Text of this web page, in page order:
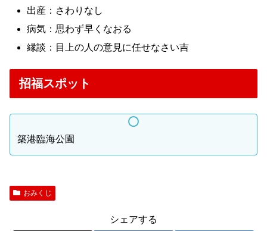
出産：さわりなし
病気：思わず早くなおる
縁談：目上の人の意見に任せなさい吉
招福スポット
築港臨海公園
おみくじ
シェアする